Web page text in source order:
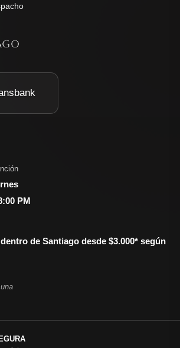
PM
de Santiago desde $3.000* según